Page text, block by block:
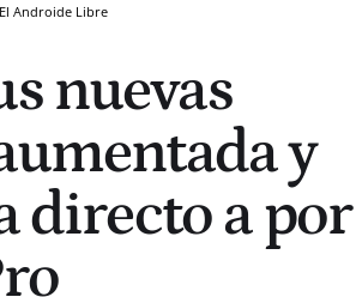
El Androide Libre
nuevas
y
directo a por